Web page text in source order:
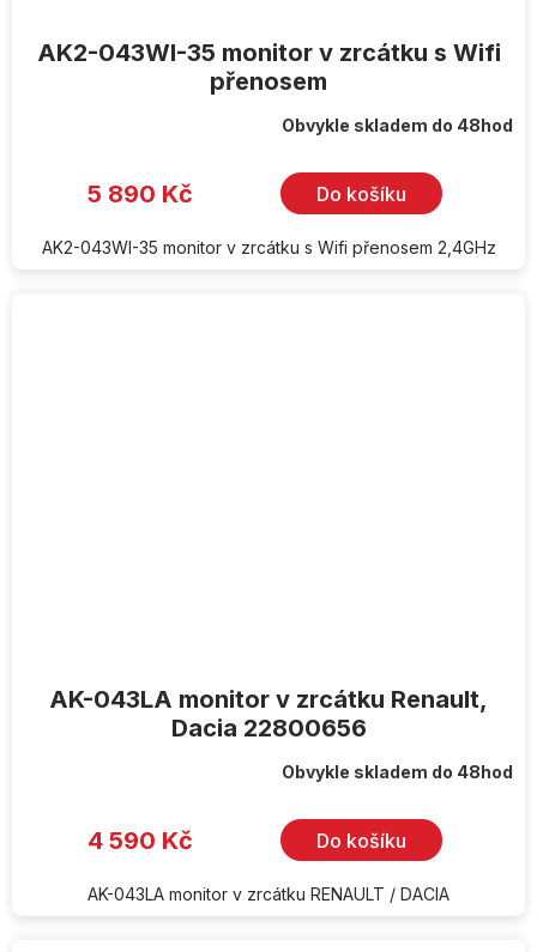
AK2-043WI-35 monitor v zrcátku s Wifi
přenosem
Obvykle skladem do 48hod
5 890 Kč Do košíku
AK2-043WI-35 monitor v zrcátku s Wifi přenosem 2,4GHz
AK-043LA monitor v zrcátku Renault,
Dacia 22800656
Obvykle skladem do 48hod
4 590 Kč Do košíku
AK-043LA monitor v zrcátku RENAULT / DACIA